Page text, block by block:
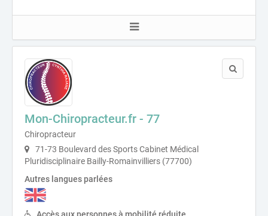
Mon-Chiropracteur.fr - 77
Chiropracteur
71-73 Boulevard des Sports Cabinet Médical
Pluridisciplinaire Bailly-Romainvilliers (77700)
Autres langues parlées